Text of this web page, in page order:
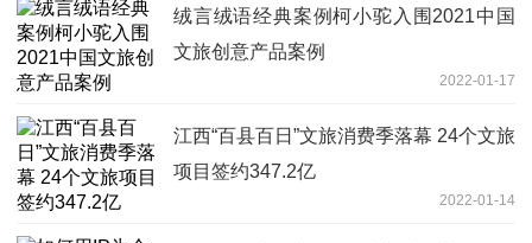
绒言绒语经典案例柯小驼入围2021中国
文旅创意产品案例
2022-01-17
江西“百县百日”文旅消费季落幕 24个文旅
项目签约347.2亿
2022-01-14